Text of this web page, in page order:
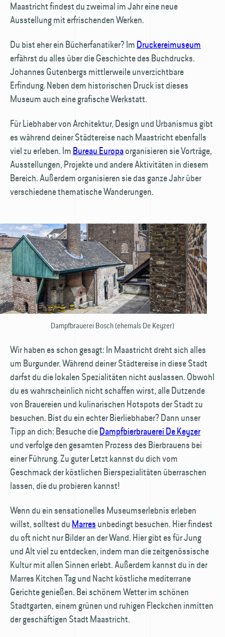
Maastricht findest du zweimal im Jahr eine neue
Ausstellung mit erfrischenden Werken.
Du bist eher ein Bücherfanatiker? Im Druckereimuseum
erfährst du alles über die Geschichte des Buchdrucks.
Johannes Gutenbergs mittlerweile unverzichtbare
Erfindung. Neben dem historischen Druck ist dieses
Museum auch eine grafische Werkstatt.
Für Liebhaber von Architektur, Design und Urbanismus gibt
es während deiner Städtereise nach Maastricht ebenfalls
viel zu erleben. Im Bureau Europaorganisieren sie Vorträge,
Ausstellungen, Projekte und andere Aktivitäten in diesem
Bereich. Außerdem organisieren sie das ganze Jahr über
verschiedene thematische Wanderungen.
Dampfbrauerei Bosch (ehemals De Keyzer)
Wir haben es schon gesagt: In Maastricht dreht sich alles
um Burgunder. Während deiner Städtereise in diese Stadt
darfst du die lokalen Spezialitäten nicht auslassen. Obwohl
du es wahrscheinlich nicht schaffen wirst, alle Dutzende
von Brauereien und kulinarischen Hotspots der Stadt zu
besuchen. Bist du ein echter Bierliebhaber? Dann unser
Tipp an dich: Besuche dieDampfbierbrauerei De Keyzer
und verfolge den gesamten Prozess des Bierbrauens bei
einer Führung. Zu guter Letzt kannst du dich vom
Geschmack der köstlichen Bierspezialitäten überraschen
lassen, die du probieren kannst!
Wenn du ein sensationelles Museumserlebnis erleben
willst, solltest du Marres unbedingt besuchen. Hier findest
du oft nicht nur Bilder an der Wand. Hier gibt es für Jung
und Alt viel zu entdecken, indem man die zeitgenössische
Kultur mit allen Sinnen erlebt. Außerdem kannst du in der
Marres Kitchen Tag und Nacht köstliche mediterrane
Gerichte genießen. Bei schönem Wetter im schönen
Stadtgarten, einem grünen und ruhigen Fleckchen inmitten
der geschäftigen Stadt Maastricht.